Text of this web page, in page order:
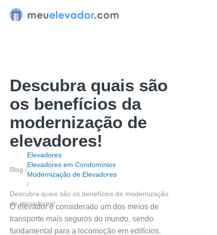
para
Descubra quais são
os benefícios da
modernização de
elevadores!
Blog /
Elevadores
Elevadores em Condomínios
Modernização de Elevadores
/
Descubra quais são os benefícios da modernização
de elevadores!
O elevador é considerado um dos meios de
transporte mais seguros do mundo, sendo
fundamental para a locomoção em edifícios.